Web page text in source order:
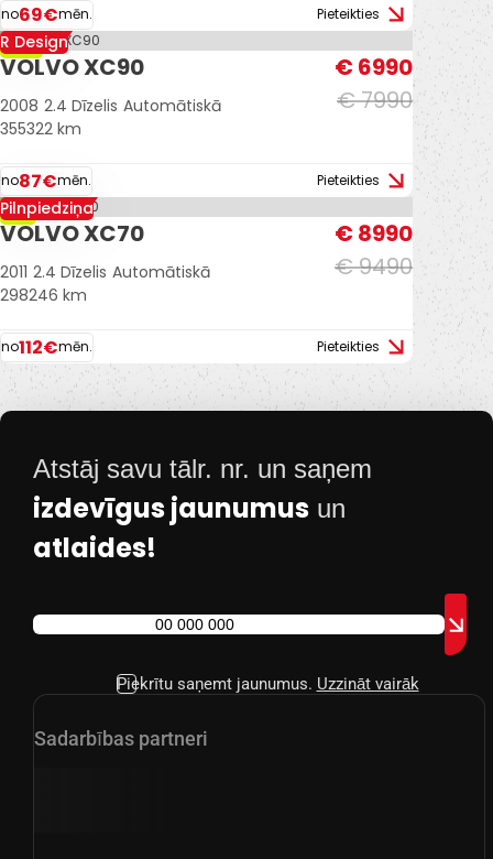
no69€mēn. Pieteikties
-13%
R Design
VOLVO XC90
€ 7990
€ 6990
2008 2.4 Dīzelis Automātiskā
355322 km
no87€mēn. Pieteikties
-5%
Pilnpiedziņa
VOLVO XC70
€ 9490
€ 8990
2011 2.4 Dīzelis Automātiskā
298246 km
no112€mēn. Pieteikties
Atstāj savu tālr. nr. un saņem
izdevīgus jaunumus un
atlaides!
Piekrītu saņemt jaunumus. Uzzināt vairāk
Sadarbības partneri